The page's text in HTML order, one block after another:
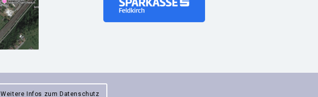
Weitere Infos zum Datenschutz